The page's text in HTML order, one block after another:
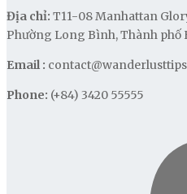
Địa chỉ: T11-08 Manhattan
Phường Long Bình, Thành phố
Email :
Phone: (+84) 3420 55555